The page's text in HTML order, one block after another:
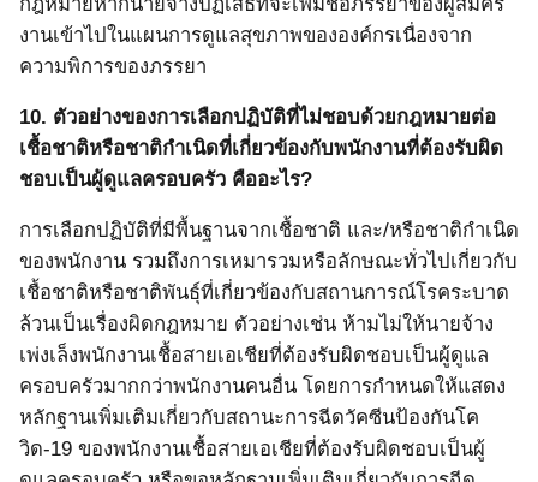
งานเข้าไปในแผนการดูแลสุขภาพขององค์กรเนื่องจาก
ความพิการของภรรยา
10. ตัวอย่างของการเลือกปฏิบัติที่ไม่ชอบด้วยกฎหมายต่อ
เชื้อชาติหรือชาติกำเนิดที่เกี่ยวข้องกับพนักงานที่ต้องรับผิด
ชอบเป็นผู้ดูแลครอบครัว คืออะไร?
การเลือกปฏิบัติที่มีพื้นฐานจากเชื้อชาติ และ/หรือชาติกำเนิด
ของพนักงาน รวมถึงการเหมารวมหรือลักษณะทั่วไปเกี่ยวกับ
เชื้อชาติหรือชาติพันธุ์ที่เกี่ยวข้องกับสถานการณ์โรคระบาด
ล้วนเป็นเรื่องผิดกฎหมาย ตัวอย่างเช่น ห้ามไม่ให้นายจ้าง
เพ่งเล็งพนักงานเชื้อสายเอเชียที่ต้องรับผิดชอบเป็นผู้ดูแล
ครอบครัวมากกว่าพนักงานคนอื่น โดยการกำหนดให้แสดง
หลักฐานเพิ่มเติมเกี่ยวกับสถานะการฉีดวัคซีนป้องกันโค
วิด-19 ของพนักงานเชื้อสายเอเชียที่ต้องรับผิดชอบเป็นผู้